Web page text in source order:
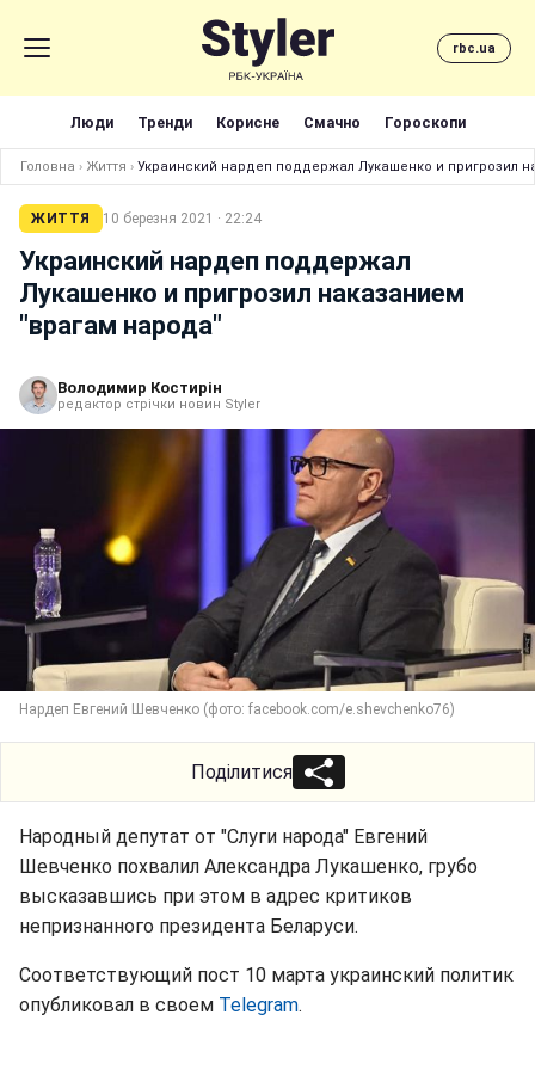
rbc.ua
Люди Тренди Корисне Смачно Гороскопи
Головна › Життя › Украинский нардеп поддержал Лукашенко и пригрозил
ЖИТТЯ 10 березня 2021 · 22:24
Украинский нардеп поддержал
Лукашенко и пригрозил наказанием
"врагам народа"
Володимир Костирін
редактор стрічки новин Styler
Нардеп Евгений Шевченко (фото: facebook.com/e.shevchenko76)
Поділитися
Народный депутат от "Слуги народа" Евгений
Шевченко похвалил Александра Лукашенко, грубо
высказавшись при этом в адрес критиков
непризнанного президента Беларуси.
Соответствующий пост 10 марта украинский политик
опубликовал в своем Telegram.